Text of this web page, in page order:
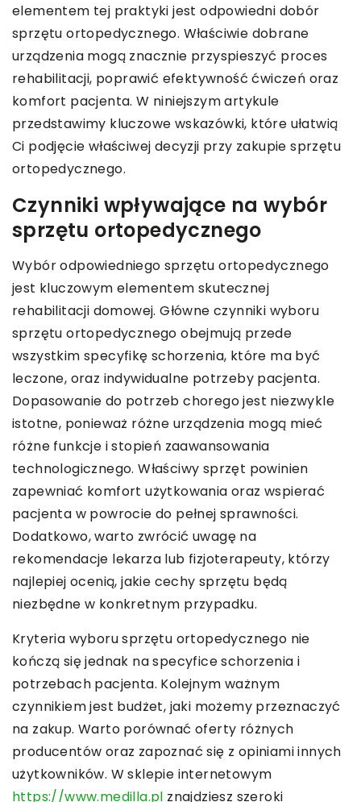
elementem tej praktyki jest odpowiedni dobór
sprzętu ortopedycznego. Właściwie dobrane
urządzenia mogą znacznie przyspieszyć proces
rehabilitacji, poprawić efektywność ćwiczeń oraz
komfort pacjenta. W niniejszym artykule
przedstawimy kluczowe wskazówki, które ułatwią
Ci podjęcie właściwej decyzji przy zakupie sprzętu
ortopedycznego.
Czynniki wpływające na wybór
sprzętu ortopedycznego
Wybór odpowiedniego sprzętu ortopedycznego
jest kluczowym elementem skutecznej
rehabilitacji domowej. Główne czynniki wyboru
sprzętu ortopedycznego obejmują przede
wszystkim specyfikę schorzenia, które ma być
leczone, oraz indywidualne potrzeby pacjenta.
Dopasowanie do potrzeb chorego jest niezwykle
istotne, ponieważ różne urządzenia mogą mieć
różne funkcje i stopień zaawansowania
technologicznego. Właściwy sprzęt powinien
zapewniać komfort użytkowania oraz wspierać
pacjenta w powrocie do pełnej sprawności.
Dodatkowo, warto zwrócić uwagę na
rekomendacje lekarza lub fizjoterapeuty, którzy
najlepiej ocenią, jakie cechy sprzętu będą
niezbędne w konkretnym przypadku.
Kryteria wyboru sprzętu ortopedycznego nie
kończą się jednak na specyfice schorzenia i
potrzebach pacjenta. Kolejnym ważnym
czynnikiem jest budżet, jaki możemy przeznaczyć
na zakup. Warto porównać oferty różnych
producentów oraz zapoznać się z opiniami innych
użytkowników. W sklepie internetowym
https://www.medilla.pl znajdziesz szeroki